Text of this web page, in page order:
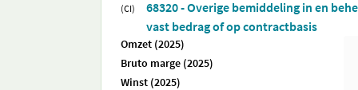
(CI)
68320 - Overige bemiddeling in en
vast bedrag of op contractbasis
Omzet (2025)
Bruto marge (2025)
Winst (2025)